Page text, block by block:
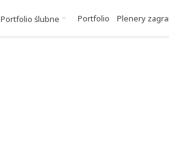
Portfolio ślubne Portfolio Plenery